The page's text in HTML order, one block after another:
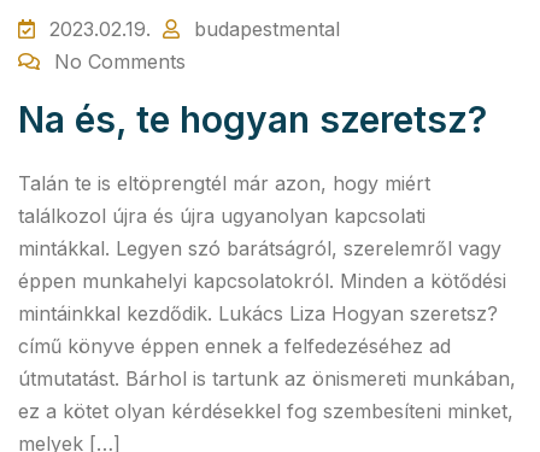
2023.02.19.
budapestmental
No Comments
Na és, te hogyan szeretsz?
Talán te is eltöprengtél már azon, hogy miért
találkozol újra és újra ugyanolyan kapcsolati
mintákkal. Legyen szó barátságról, szerelemről vagy
éppen munkahelyi kapcsolatokról. Minden a kötődési
mintáinkkal kezdődik. Lukács Liza Hogyan szeretsz?
című könyve éppen ennek a felfedezéséhez ad
útmutatást. Bárhol is tartunk az önismereti munkában,
ez a kötet olyan kérdésekkel fog szembesíteni minket,
melyek […]